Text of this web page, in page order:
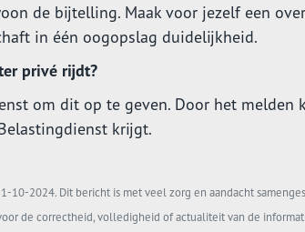
de bijtelling. Maak voor jezelf een
in één oogopslag duidelijkheid.
privé rijdt?
om dit op te geven. Door het melden
krijgt.
10-2024. Dit bericht is met veel zorg en aandacht
de correctheid, volledigheid of actualiteit van de